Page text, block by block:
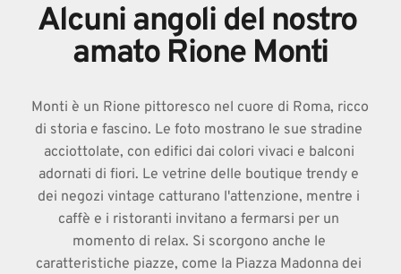
Alcuni angoli del nostro
amato Rione Monti
Monti è un Rione pittoresco nel cuore di Roma, ricco
di storia e fascino. Le foto mostrano le sue stradine
acciottolate, con edifici dai colori vivaci e balconi
adornati di fiori. Le vetrine delle boutique trendy e
dei negozi vintage catturano l'attenzione, mentre i
caffè e i ristoranti invitano a fermarsi per un
momento di relax. Si scorgono anche le
caratteristiche piazze, come la Piazza Madonna dei